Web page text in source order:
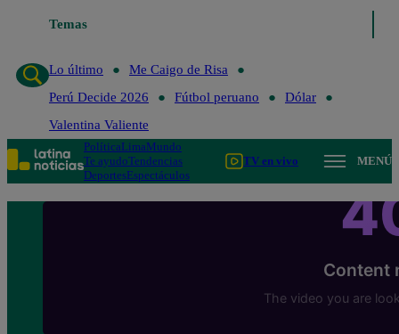
Temas
Lo último
Me Caigo de Risa
Perú Decide 2026
Fútbol peruano
Dólar
Valentina Valiente
PolíticaLimaMundo
Te ayudoTendencias
DeportesEspectáculos
TV en vivo MENÚ